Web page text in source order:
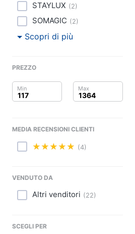
Arredo
Brico e Giardinaggio
Giocattoli
Fotografia
Abbigliamento
STAYLUX (2)
SOMAGIC (2)
Scopri di più
PREZZO
MEDIA RECENSIONI CLIENTI
(4)
VENDUTO DA
Altri venditori (22)
SCEGLI PER